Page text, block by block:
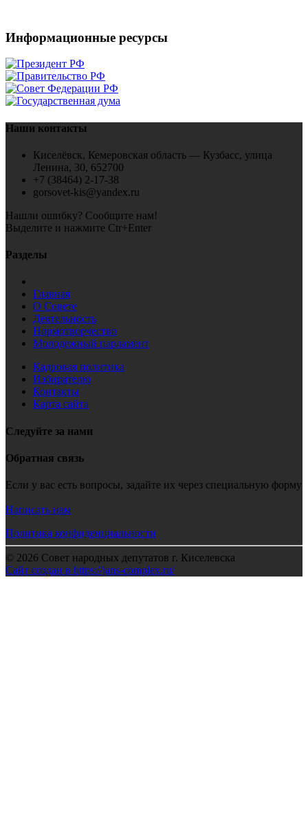
Информационные ресурсы
Наши контакты
Киселёвск, Кемеровская область — Кузбасс, улица
Ленина, 30, 652700
+7 (38464) 2-17-38
gorsovet-kis@yandex.ru
Нашли ошибку? Сообщите нам!
Выделите и нажмите Ctr+Enter
Разделы
Главная
О Совете
Деятельность
Нормотворчество
Молодежный парламент
Кадровая политика
Избирателю
Контакты
Карта сайта
Следуйте за нами
Обратная связь
Если у вас есть вопросы, задайте их через специальную форму
Написать нам
Политика конфиденциальности
© 2026 Совет народных депутатов г. Киселевска
Сайт создан в https://jans-complex.ru/